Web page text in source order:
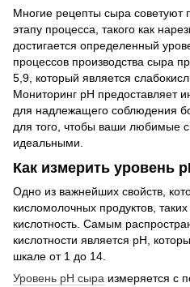
Многие рецепты сыра советуют
этапу процесса, такого как
достигается определенный
процессов производства сыра
5,9, который является
Мониторинг рН предоставляет
для надлежащего соблюдения
для того, чтобы ваши любимые
идеальными.
Как измерить уровень
Одно из важнейших свойств,
кисломолочных продуктов,
кислотность. Самым
кислотности является рН,
шкале от 1 до 14.
Уровень рН сыра измеряется с